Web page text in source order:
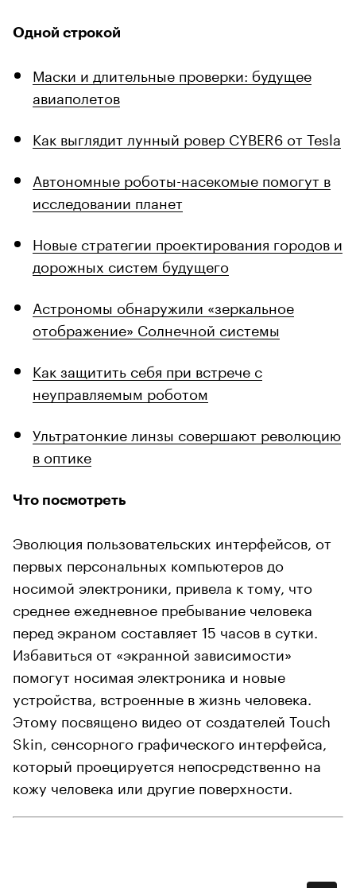
Одной строкой
Маски и длительные проверки: будущее
авиаполетов
Как выглядит лунный ровер CYBER6 от Tesla
Автономные роботы-насекомые помогут в
исследовании планет
Новые стратегии проектирования городов и
дорожных систем будущего
Астрономы обнаружили «зеркальное
отображение» Солнечной системы
Как защитить себя при встрече с
неуправляемым роботом
Ультратонкие линзы совершают революцию
в оптике
Что посмотреть
Эволюция пользовательских интерфейсов, от
первых персональных компьютеров до
носимой электроники, привела к тому, что
среднее ежедневное пребывание человека
перед экраном составляет 15 часов в сутки.
Избавиться от «экранной зависимости»
помогут носимая электроника и новые
устройства, встроенные в жизнь человека.
Этому посвящено видео от создателей Touch
Skin, сенсорного графического интерфейса,
который проецируется непосредственно на
кожу человека или другие поверхности.